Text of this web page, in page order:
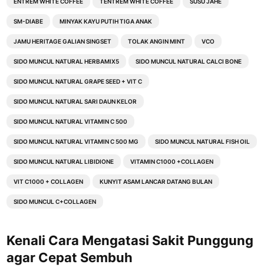
SM-DIABE MINYAK KAYU PUTIH TIGA ANAK
JAMU HERITAGE GALIAN SINGSET TOLAK ANGIN MINT VCO
SIDO MUNCUL NATURAL HERBAMIX5 SIDO MUNCUL NATURAL CALCI BONE
SIDO MUNCUL NATURAL GRAPE SEED + VIT C
SIDO MUNCUL NATURAL SARI DAUN KELOR
SIDO MUNCUL NATURAL VITAMIN C 500
SIDO MUNCUL NATURAL VITAMIN C 500 MG SIDO MUNCUL NATURAL FISH OIL
SIDO MUNCUL NATURAL LIBIDIONE VITAMIN C1000 +COLLAGEN
VIT C1000 + COLLAGEN KUNYIT ASAM LANCAR DATANG BULAN
SIDO MUNCUL C+COLLAGEN
Kenali Cara Mengatasi Sakit Punggung
agar Cepat Sembuh